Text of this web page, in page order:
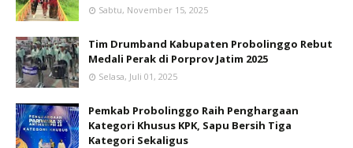
Sabtu, November 15, 2025
Tim Drumband Kabupaten Probolinggo Rebut
Medali Perak di Porprov Jatim 2025
Selasa, Juli 01, 2025
Pemkab Probolinggo Raih Penghargaan
Kategori Khusus KPK, Sapu Bersih Tiga
Kategori Sekaligus